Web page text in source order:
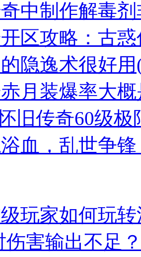
中制作解毒
区攻略：古
隐逸术很好用
月装爆率大
旧传奇60级
血，乱世争
玩家如何玩
伤害输出不足